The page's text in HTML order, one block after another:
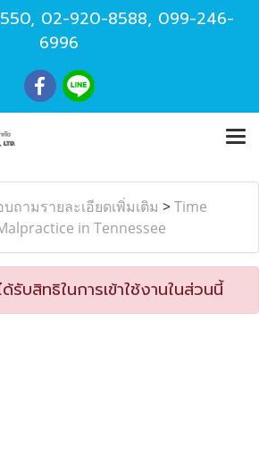
, 02-920-8588, 099-246-
6996
บถามรายละเอียดเพิ่มเติม >Time
in Tennessee
บสิทธิในการเข้าใช้งานในส่วนนี้